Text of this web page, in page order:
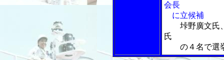
会長
に立候補
垰野廣文氏
氏
の４名で選